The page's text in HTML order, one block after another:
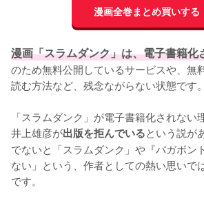
漫画全巻まとめ買いする
漫画「スラムダンク」は、電子書籍化
のため無料公開しているサービスや、無
読む方法など、残念ながらない状態です。
「スラムダンク」が電子書籍化されない
井上雄彦が出版を拒んでいるという説が
でないと「スラムダンク」や『バガボン
ない」という、作者としての熱い思いで
です。